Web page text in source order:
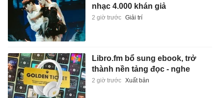
nhạc 4.000 khán giả
2 giờ trước Giải trí
Libro.fm bổ sung ebook, trở
thành nền tảng đọc - nghe
2 giờ trước Xuất bản